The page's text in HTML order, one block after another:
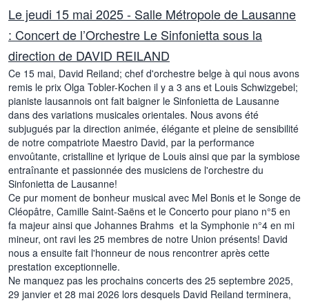
Le jeudi 15 mai 2025 - Salle Métropole de Lausanne
: Concert de l’Orchestre Le Sinfonietta sous la
direction de DAVID REILAND
Ce 15 mai, David Reiland; chef d'orchestre belge à qui nous avons
remis le prix Olga Tobler-Kochen il y a 3 ans et Louis Schwizgebel;
pianiste lausannois ont fait baigner le Sinfonietta de Lausanne
dans des variations musicales orientales. Nous avons été
subjugués par la direction animée, élégante et pleine de sensibilité
de notre compatriote Maestro David, par la performance
envoûtante, cristalline et lyrique de Louis ainsi que par la symbiose
entraînante et passionnée des musiciens de l'orchestre du
Sinfonietta de Lausanne!
Ce pur moment de bonheur musical avec Mel Bonis et le Songe de
Cléopâtre, Camille Saint-Saëns et le Concerto pour piano n°5 en
fa majeur ainsi que Johannes Brahms et la Symphonie n°4 en mi
mineur, ont ravi les 25 membres de notre Union présents! David
nous a ensuite fait l'honneur de nous rencontrer après cette
prestation exceptionnelle.
Ne manquez pas les prochains concerts des 25 septembre 2025,
29 janvier et 28 mai 2026 lors desquels David Reiland terminera,